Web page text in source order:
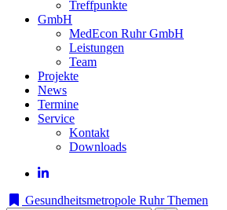
Treffpunkte
GmbH
MedEcon Ruhr GmbH
Leistungen
Team
Projekte
News
Termine
Service
Kontakt
Downloads
Gesundheitsmetropole Ruhr Themen